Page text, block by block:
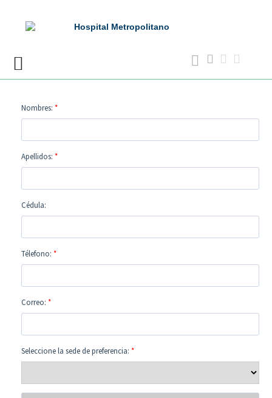
content
Nombres: *
Apellidos: *
Cédula:
Télefono: *
Correo: *
Seleccione la sede de preferencia: *